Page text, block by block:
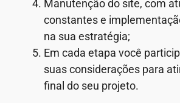
Manutenção do site, com
constantes e
na sua estratégia;
Em cada etapa você
suas considerações para
final do seu projeto.